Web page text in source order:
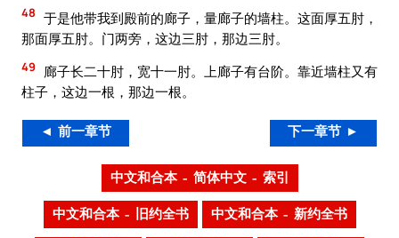
48 于是他带我到殿前的廊子，量廊子的墙柱。这面厚五肘，
那面厚五肘。门两旁，这边三肘，那边三肘。
49
廊子长二十肘，宽十一肘。上廊子有台阶。靠近墙柱又有
柱子，这边一根，那边一根。
◄ 前一章节 下一章节 ►
中文和合本 – 简体中文 – 索引
中文和合本 – 旧约全书 中文和合本 – 新约全书